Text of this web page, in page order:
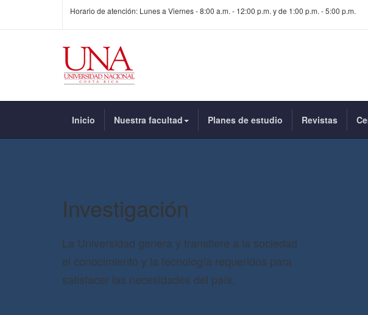
Horario de atención: Lunes a Viernes - 8:00 a.m. - 12:00 p.m. y de 1:00 p.m. - 5:00 p.m.
Inicio Nuestra facultad Planes de estudio Revistas
Investigación
La Universidad genera y transfiere a la sociedad
el conocimiento y la tecnología requeridos para
satisfacer las necesidades del país.